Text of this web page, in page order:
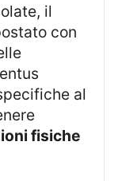
con
al
fisiche